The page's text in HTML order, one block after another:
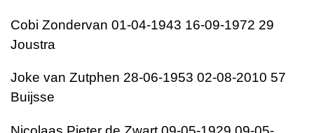
Cobi Zondervan 01-04-1943 16-09-1972 29
Joustra
Joke van Zutphen 28-06-1953 02-08-2010 57
Buijsse